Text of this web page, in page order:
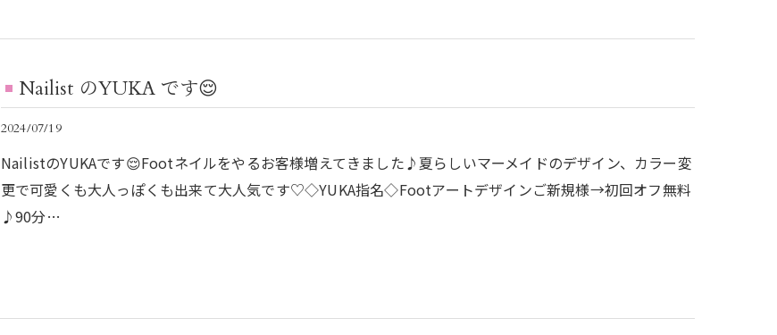
Nailist のYUKA です😌
2024/07/19
NailistのYUKAです😌Footネイルをやるお客様増えてきました♪夏らしいマーメイドのデザイン、カラー変
更で可愛くも大人っぽくも出来て大人気です♡◇YUKA指名◇Footアートデザインご新規様→初回オフ無料
♪90分…